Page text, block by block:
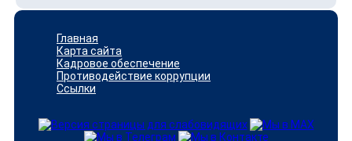
Главная
Карта сайта
Кадровое обеспечение
Противодействие коррупции
Ссылки